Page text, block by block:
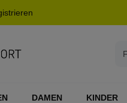
springen
DAMEN KINDER